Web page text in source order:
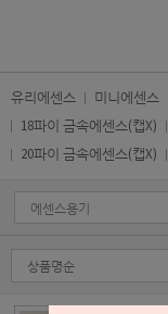
유리에센스 미니에센스
18파이 금속에센스(캡X)
20파이 금속에센스(캡X)